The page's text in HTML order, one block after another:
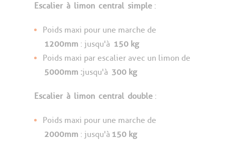
Escalier à limon central simple :
Poids maxi pour une marche de
1200mm : jusqu'à 150 kg
Poids maxi par escalier avec un limon de
5000mm :jusqu'à 300 kg
Escalier à limon central double :
Poids maxi pour une marche de
2000mm : jusqu'à 150 kg